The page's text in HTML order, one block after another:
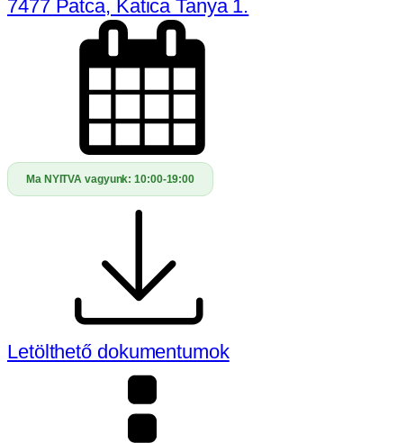
7477 Patca, Katica Tanya 1.
Ma NYITVA vagyunk:10:00-19:00
Letölthető dokumentumok